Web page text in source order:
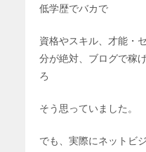
低学歴でバカで
資格やスキル、才能・
分が絶対、ブログで稼
ろ
そう思っていました。
でも、実際にネットビ